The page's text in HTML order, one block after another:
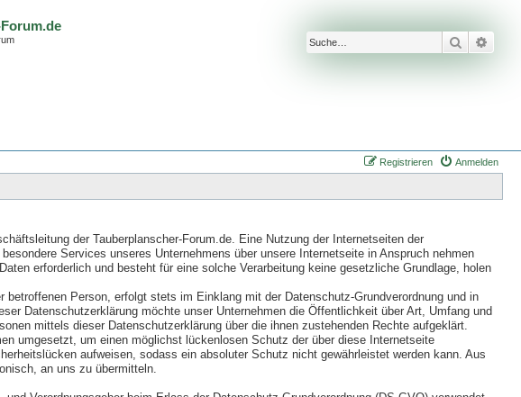
Suche
Anmelden
Registrieren
der Tauberplanscher-Forum.de. Eine Nutzung der Internetseiten der
Services unseres Unternehmens über unsere Internetseite in Anspruch nehmen
erforderlich und besteht für eine solche Verarbeitung keine gesetzliche Grundlage, holen
Person, erfolgt stets im Einklang mit der Datenschutz-Grundverordnung und in
Datenschutzerklärung möchte unser Unternehmen die Öffentlichkeit über Art, Umfang und
mittels dieser Datenschutzerklärung über die ihnen zustehenden Rechte aufgeklärt.
umgesetzt, um einen möglichst lückenlosen Schutz der über diese Internetseite
aufweisen, sodass ein absoluter Schutz nicht gewährleistet werden kann. Aus
an uns zu übermitteln.